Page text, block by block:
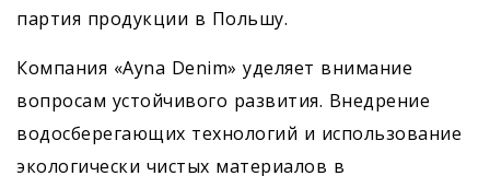
партия продукции в Польшу.
Компания «Ayna Denim» уделяет внимание
вопросам устойчивого развития. Внедрение
водосберегающих технологий и использование
экологически чистых материалов в